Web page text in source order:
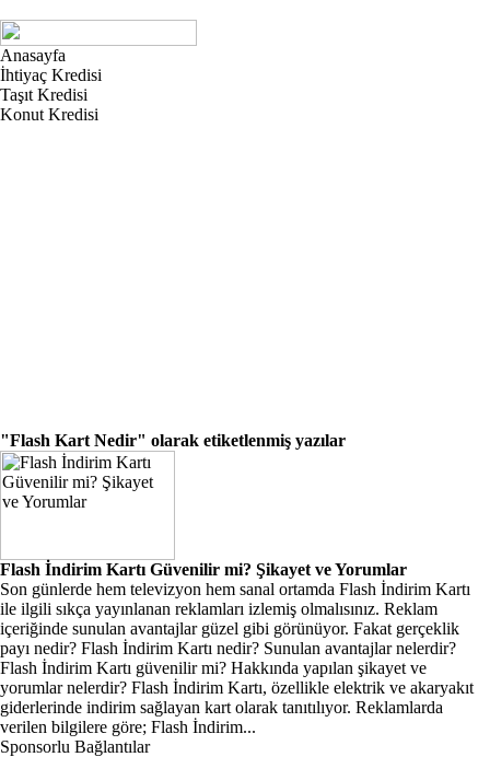
Anasayfa
İhtiyaç Kredisi
Taşıt Kredisi
Konut Kredisi
"Flash Kart Nedir" olarak etiketlenmiş yazılar
Flash İndirim Kartı Güvenilir mi? Şikayet ve Yorumlar
Son günlerde hem televizyon hem sanal ortamda Flash İndirim Kartı
ile ilgili sıkça yayınlanan reklamları izlemiş olmalısınız. Reklam
içeriğinde sunulan avantajlar güzel gibi görünüyor. Fakat gerçeklik
payı nedir? Flash İndirim Kartı nedir? Sunulan avantajlar nelerdir?
Flash İndirim Kartı güvenilir mi? Hakkında yapılan şikayet ve
yorumlar nelerdir? Flash İndirim Kartı, özellikle elektrik ve akaryakıt
giderlerinde indirim sağlayan kart olarak tanıtılıyor. Reklamlarda
verilen bilgilere göre; Flash İndirim...
Sponsorlu Bağlantılar